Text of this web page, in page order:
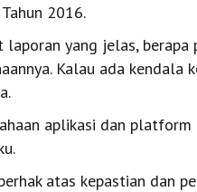
2016.
yang jelas, berapa
Kalau ada kendala
aplikasi dan
atas kepastian dan